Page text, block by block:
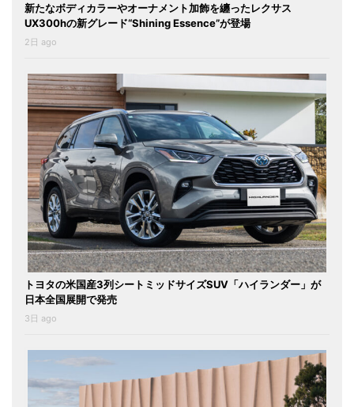
新たなボディカラーやオーナメント加飾を纏ったレクサス
UX300hの新グレード“Shining Essence”が登場
2日 ago
トヨタの米国産3列シートミッドサイズSUV「ハイランダー」が
日本全国展開で発売
3日 ago